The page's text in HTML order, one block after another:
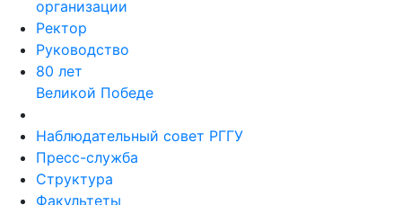
организации
Ректор
Руководство
80 лет
Великой Победе
Наблюдательный совет РГГУ
Пресс-служба
Структура
Факультеты